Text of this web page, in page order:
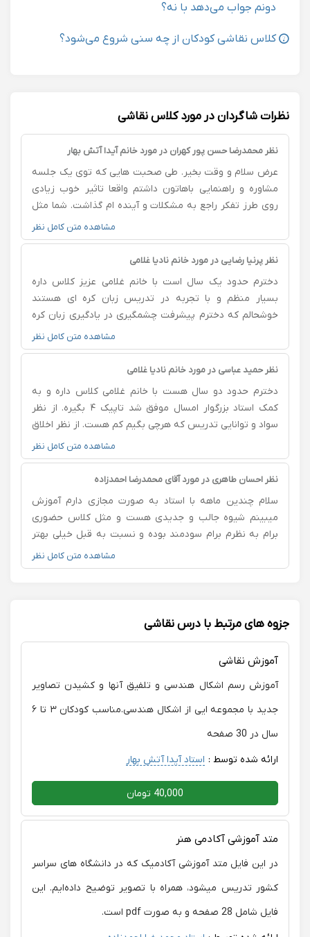
دونم جواب می‌دهد با نه؟
کلاس نقاشی کودکان از چه سنی شروع می‌شود؟
نظرات شاگردان در مورد کلاس نقاشی
نظر محمدرضا حسن پور کهران در مورد خانم آیدا آتش بهار
عرض سلام و وقت بخیر. طی صحبت هایی که توی یک جلسه
مشاوره و راهنمایی باهاتون داشتم واقعا تاثیر خوب زیادی
روی طرز تفکر راجع به مشکلات و آینده ام گذاشت. شما مثل
یک دوست راهنما مشاوره میدید که همین باعث ایجاد
مسیرهای ذهنی و دید کاملا شفافی از صحبت ها و مشاوره
های شما میشه که درستی و صداقت و ارزنده بودن مشاوره
سعادت رو برای شما آرزومندم.
مشاهده متن کامل نظر
نظر پرنیا رضایی در مورد خانم نادیا غلامی
دخترم حدود یک سال است با خانم غلامی عزیز کلاس داره
بسیار منظم و با تجربه در تدریس زبان کره ای هستند
خوشحالم که دخترم پیشرفت چشمگیری در یادگیری زبان کره
ای داشته است راحت می نویسد و می خواند و با دوستان کره
ای اش در مورد موضوعاتی که خانم غلامی کار کرده می تواند
صحبت کند. روش تدریس شان بسیار جذاب و عالی است بی
کلاس های خانم غلامی عزیزلحظه شماری می کند
مشاهده متن کامل نظر
نظر حمید عباسی در مورد خانم نادیا غلامی
دخترم حدود دو سال هست با خانم غلامی کلاس داره و به
کمک استاد بزرگوار امسال موفق شد تاپیک ۴ بگیره. از نظر
سواد و توانایی تدریس که هرچی بگیم کم هست. از نظر اخلاق
و انظباط هم بی‌نظیر هستند، همیشه ده دقیقه زودتر از
کلاس تشریف میارند و تا الان نه تاخیری داشتند، نه بد قولی.
بسیار خانم متین و با حوصله‌ای هستند، دخترم خیلی
مشاهده متن کامل نظر
نظر احسان طاهری در مورد آقای محمدرضا احمدزاده
سلام چندین ماهه با استاد به صورت مجازی دارم آموزش
میبینم شیوه جالب و جدیدی هست و مثل کلاس حضوری
برام به نظرم برام سودمند بوده و نسبت به قبل خیلی بهتر
شدم و با روش آکادمیک آموزش میبینم و یکی از تفاوتهای
استاد با خیلی از اساتید دیگه همین سبک اکادمیکی هست که
مشاهده متن کامل نظر
جزوه های مرتبط با درس نقاشی
آموزش نقاشی
آموزش رسم اشکال هندسی و تلفیق آنها و کشیدن تصاویر
جدید با مجموعه ایی از اشکال هندسی.مناسب کودکان ۳ تا ۶
سال در 30 صفحه
ارائه شده توسط : استاد آیدا آتش بهار
40,000 تومان
متد آموزشی آکادمی هنر
در این فایل متد آموزشی آکادمیک که در دانشگاه های سراسر
کشور تدریس میشود، همراه با تصویر توضیح داده‌ایم. این
فایل شامل 28 صفحه و به صورت pdf است.